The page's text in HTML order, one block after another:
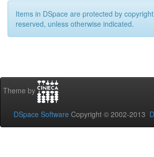
Items in DSpace are protected by
reserved, unless otherwise indicated.
Theme by
DSpace Software Copyright © 2002-2013